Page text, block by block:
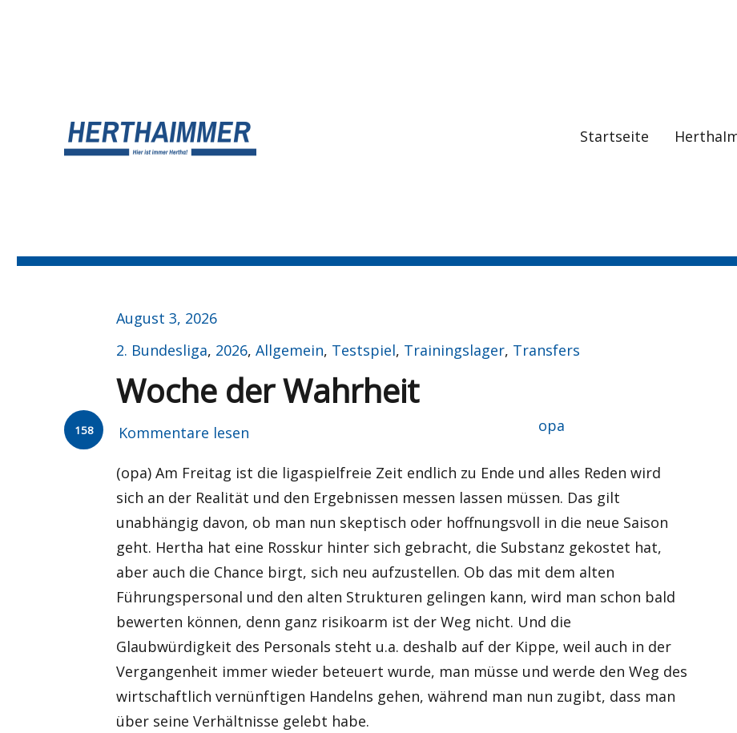
Startseite
Veröffentlicht
am
August 3, 2026
Kategorien
2. Bundesliga, 2026,Allgemein, Testspiel, Trainingslager, Transfers
Woche der Wahrheit
158 Kommentare lesen Autor
opa
(opa) Am Freitag ist die ligaspielfreie Zeit endlich zu Ende und alles Reden wird
sich an der Realität und den Ergebnissen messen lassen müssen. Das gilt
unabhängig davon, ob man nun skeptisch oder hoffnungsvoll in die neue Saison
geht. Hertha hat eine Rosskur hinter sich gebracht, die Substanz gekostet hat,
aber auch die Chance birgt, sich neu aufzustellen. Ob das mit dem alten
Führungspersonal und den alten Strukturen gelingen kann, wird man schon bald
bewerten können, denn ganz risikoarm ist der Weg nicht. Und die
Glaubwürdigkeit des Personals steht u.a. deshalb auf der Kippe, weil auch in der
Vergangenheit immer wieder beteuert wurde, man müsse und werde den Weg des
wirtschaftlich vernünftigen Handelns gehen, während man nun zugibt, dass man
über seine Verhältnisse gelebt habe.